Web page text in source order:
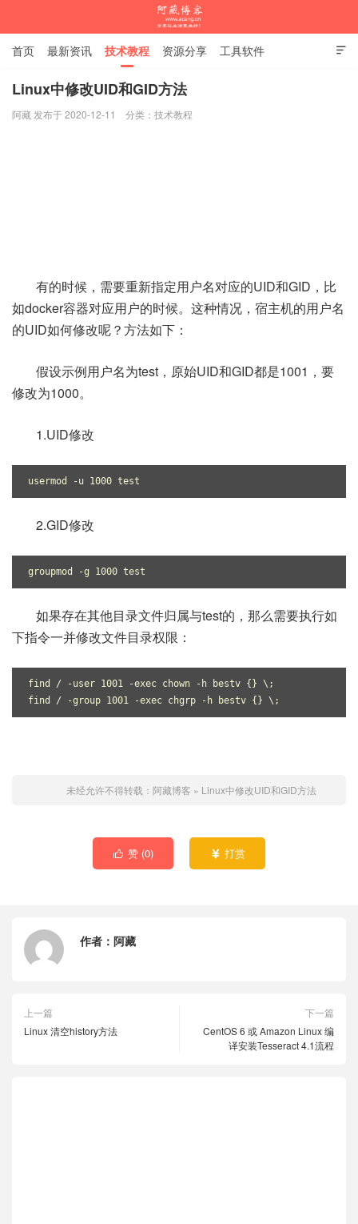

首页 最新资讯 技术教程 资源分享 工具软件
杂谈随笔
Linux中修改UID和GID方法
阿藏 发布于 2020-12-11 分类： 技术教程
有的时候，需要重新指定用户名对应的UID和GID，比
如docker容器对应用户的时候。这种情况，宿主机的用户名
的UID如何修改呢？方法如下：
假设示例用户名为test，原始UID和GID都是1001，要
修改为1000。
1.UID修改
usermod -u 1000 test
2.GID修改
groupmod -g 1000 test
如果存在其他目录文件归属与test的，那么需要执行如
下指令一并修改文件目录权限：
find / -user 1001 -exec chown -h bestv {} \;
find / -group 1001 -exec chgrp -h bestv {} \;
未经允许不得转载： 阿藏博客 » Linux中修改UID和GID方法
 赞 (0)  打赏
作者： 阿藏
上一篇
Linux 清空history方法
下一篇
CentOS 6 或 Amazon Linux 编
译安装Tesseract 4.1流程